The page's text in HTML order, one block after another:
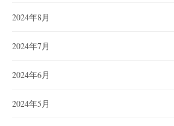
2024年8月
2024年7月
2024年6月
2024年5月